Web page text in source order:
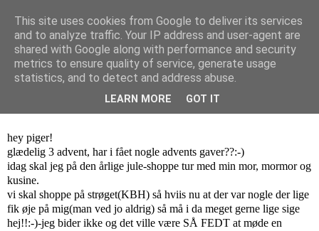
Isa Larsen
søndag den 16. december 2012
jule-shopping!
hey piger!
glædelig 3 advent, har i fået nogle advents gaver??:-)
idag skal jeg på den årlige jule-shoppe tur med min mor, mormor og
kusine.
vi skal shoppe på strøget(KBH) så hviis nu at der var nogle der lige
fik øje på mig(man ved jo aldrig) så må i da meget gerne lige sige
hej!!:-)-jeg bider ikke og det ville være SÅ FEDT at møde en
This site uses cookies from Google to deliver its services
and to analyze traffic. Your IP address and user-agent are
shared with Google along with performance and security
metrics to ensure quality of service, generate usage
statistics, and to detect and address abuse.
LEARN MORE GOT IT